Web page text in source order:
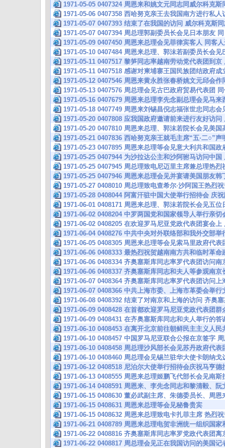
1971-05-05 0407324 周恩来和姚文元同志同威尔科克
1971-05-06 0407358 西哈努克亲王去我国南方进行私
1971-05-07 0407393 结束了在我国的访问 威尔科克斯
1971-05-07 0407394 周总理郭副委员长会见日本朋友
1971-05-09 0407450 周恩来总理会见菲律宾客人 同客
1971-05-10 0407484 周恩来总理、郭沫若副委员长会
1971-05-11 0407517 黎笋同志率越南劳动党代表团到
1971-05-11 0407518 感谢对柬埔寨王国民族团结政府
1971-05-12 0407546 周恩来黄永胜张春桥姚文元邱会
1971-05-13 0407576 周总理会见古巴政府贸易代表团
1971-05-16 0407679 周恩来总理李先念副总理会见马
1971-05-18 0407749 周恩来刘锡昌倪志福张世忠同志
1971-05-20 0407808 应我国政府邀请前来进行友好访
1971-05-20 0407810 周恩来总理、郭沫若院长会见美
1971-05-21 0407836 西哈努克亲王就毛主席“五·二○”
1971-05-23 0407895 周恩来总理等会见意大利共和国
1971-05-25 0407944 为沙拉达公主和沙阿驸马访问中
1971-05-25 0407945 周总理致电尼迈里主席兼总理热烈
1971-05-25 0407946 周恩来总理会见并宴请美国朋友
1971-05-27 0408010 周总理致电查希尔·沙阿国王热烈
1971-05-28 0408044 阿富汗驻中国大使举行招待会 庆
1971-06-01 0408171 周恩来总理、郭沫若院长会见五
1971-06-02 0408204 中罗两国党和国家领导人举行亲
1971-06-02 0408205 在欢迎罗马尼亚党政代表团宴会上
1971-06-04 0408276 中共中央对外联络部和我外交部
1971-06-05 0408305 周恩来总理等会见索马里政府代表
1971-06-06 0408333 最热烈祝贺越南南方共和临时革
1971-06-06 0408334 齐奥塞斯库同志率罗代表团访问
1971-06-06 0408337 齐奥塞斯库同志和夫人等参观南
1971-06-07 0408364 齐奥塞斯库同志率罗代表团访问
1971-06-07 0408366 中共上海市委、上海市革委会举
1971-06-08 0408392 结束了对南京和上海的访问 齐奥
1971-06-09 0408428 在首都欢迎罗马尼亚党政代表团
1971-06-09 0408431 在齐奥塞斯库同志和夫人举行的
1971-06-10 0408453 在离开北京前往朝鲜民主主义人
1971-06-10 0408457 中国罗马尼亚联合公报在京签字
1971-06-10 0408458 周总理沙风部长会见苏丹政府代
1971-06-10 0408460 周总理会见锡兰驻华大使卡朗纳
1971-06-12 0408518 尼泊尔大使举行招待会庆祝马亨
1971-06-13 0408555 周恩来总理姬鹏飞代部长会见南
1971-06-14 0408591 周恩来、李先念同志和黎清毅、
1971-06-15 0408630 董必武副主席、朱德委员长、周
1971-06-15 0408631 周恩来总理等会见秘鲁贵宾
1971-06-15 0408632 周恩来总理致电卡扎菲主席 热烈
1971-06-21 0408789 周恩来总理电贺非洲统一组织国家
1971-06-22 0408816 齐奥塞斯库同志率罗党政代表团
1971-06-22 0408817 周总理会见正在我国访问的美国